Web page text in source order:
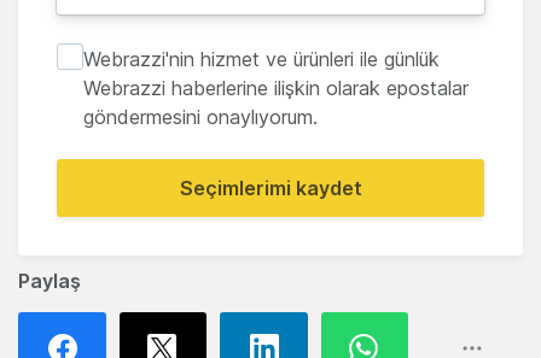
Paylaş
Webrazzi'nin hizmet ve ürünleri ile günlük
Webrazzi haberlerine ilişkin olarak epostalar
göndermesini onaylıyorum.
Seçimlerimi kaydet